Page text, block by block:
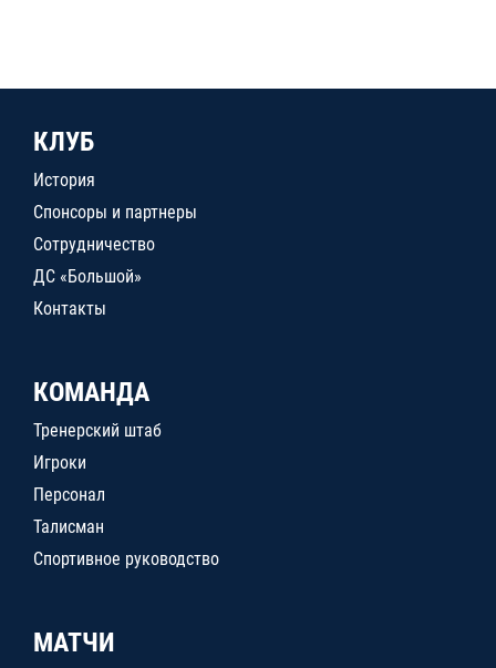
КЛУБ
История
Спонсоры и партнеры
Сотрудничество
ДС «Большой»
Контакты
КОМАНДА
Тренерский штаб
Игроки
Персонал
Талисман
Спортивное руководство
МАТЧИ